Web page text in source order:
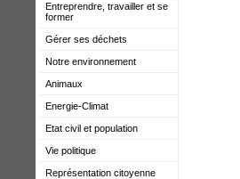
Entreprendre, travailler et se
former
Gérer ses déchets
Notre environnement
Animaux
Energie-Climat
Etat civil et population
Vie politique
Représentation citoyenne